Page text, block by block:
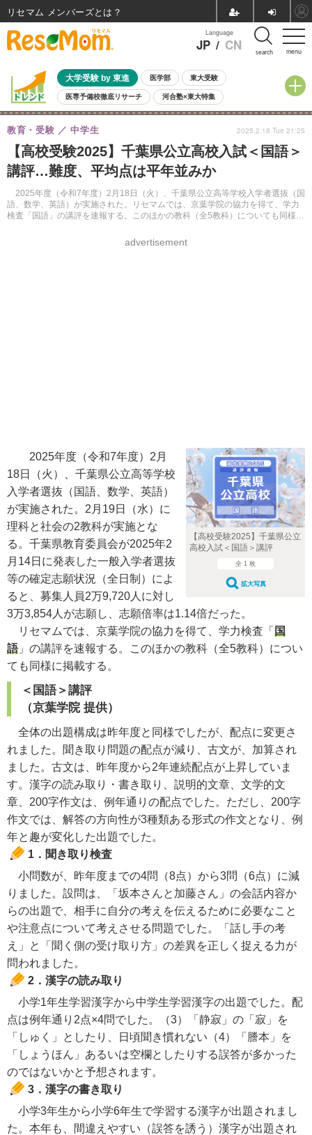
menu
Language
JP / CN search
大学受験 by 東進 医学部 東大受験
医専予備校徹底リサーチ 河合塾×東大特集
親子で考える大学選び 高校受験 中学受験 小学校受験
共通テスト 夏休み
8月開催イベント・WS 全国公立高校 過去問 人気記事
自由研究教材（小学生向け） 自由研究教材（中学生向け）
【高校受験2025】千葉県公立高校入試＜国語＞
講評…難度、平均点は平年並みか
2025年度（令和7年度）2月18日（火）、千葉県公立高等学校入学者選抜（国
語、数学、英語）が実施された。リセマムでは、京葉学院の協力を得て、学力
検査「国語」の講評を速報する。このほかの教科（全5教科）についても同様に
教育・受験 中学生
advertisement
2025.2.18 Tue 21:25
【高校受験2025】千葉県公立
高校入試＜国語＞講評
全 1 枚
拡大写真
2025年度（令和7年度）2月
18日（火）、千葉県公立高等学校
入学者選抜（国語、数学、英語）
が実施された。2月19日（水）に
理科と社会の2教科が実施とな
る。千葉県教育委員会が2025年2
月14日に発表した一般入学者選抜
等の確定志願状況（全日制）によ
ると、募集人員2万9,720人に対し
3万3,854人が志願し、志願倍率は1.14倍だった。
リセマムでは、京葉学院の協力を得て、学力検査「 国
語」の講評を速報する。このほかの教科（全5教科）につい
ても同様に掲載する。
＜国語＞講評
（京葉学院 提供）
全体の出題構成は昨年度と同様でしたが、配点に変更さ
れました。聞き取り問題の配点が減り、古文が、加算され
ました。古文は、昨年度から2年連続配点が上昇していま
す。漢字の読み取り・書き取り、説明的文章、文学的文
章、200字作文は、例年通りの配点でした。ただし、200字
作文では、解答の方向性が3種類ある形式の作文となり、例
年と趣が変化した出題でした。
1．聞き取り検査
小問数が、昨年度までの4問（8点）から3問（6点）に減
りました。設問は、「坂本さんと加藤さん」の会話内容か
らの出題で、相手に自分の考えを伝えるために必要なこと
や注意点について考えさせる問題でした。「話し手の考
え」と「聞く側の受け取り方」の差異を正しく捉える力が
問われました。
2．漢字の読み取り
小学1年生学習漢字から中学生学習漢字の出題でした。配
点は例年通り2点×4問でした。（3）「静寂」の「寂」を
「しゅく」としたり、日頃聞き慣れない（4）「謄本」を
「しょうほん」あるいは空欄としたりする誤答が多かった
のではないかと予想されます。
3．漢字の書き取り
小学3年生から小学6年生で学習する漢字が出題されまし
た。本年も、間違えやすい（誤答を誘う）漢字が出題され
リセマム メンバーズ